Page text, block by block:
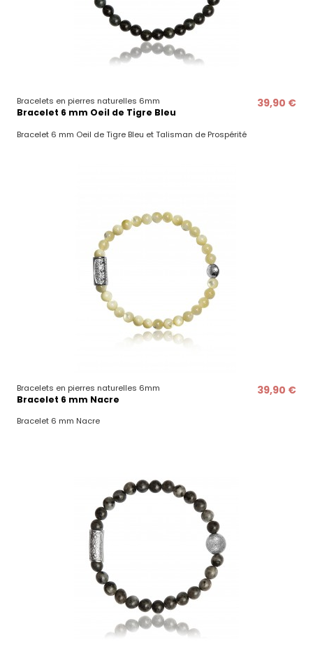
Bracelets en pierres naturelles 6mm
Bracelet 6 mm Oeil de Tigre Bleu
39,90 €
Bracelet 6 mm Oeil de Tigre Bleu et Talisman de Prospérité
Bracelets en pierres naturelles 6mm
Bracelet 6 mm Nacre
39,90 €
Bracelet 6 mm Nacre